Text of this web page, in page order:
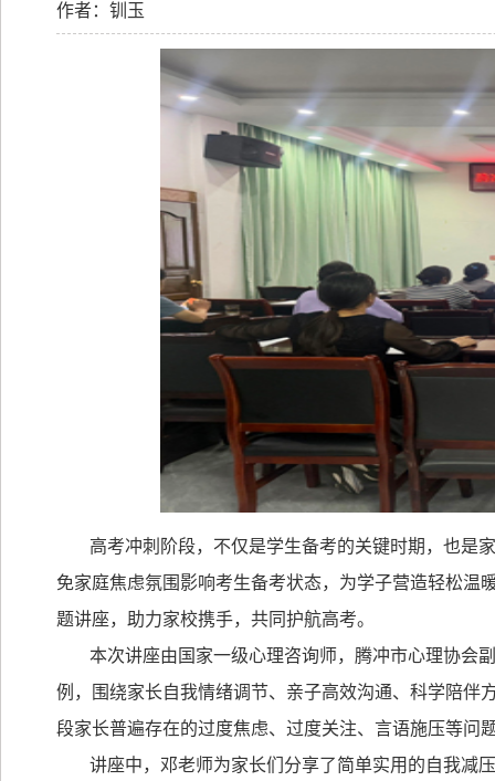
作者：钏玉
高考冲刺阶段，不仅是学生备考的关键时期，也是
免家庭焦虑氛围影响考生备考状态，为学子营造轻松温
题讲座，助力家校携手，共同护航高考。
本次讲座由国家一级心理咨询师，腾冲市心理协会
例，围绕家长自我情绪调节、亲子高效沟通、科学陪伴
段家长普遍存在的过度焦虑、过度关注、言语施压等问
讲座中，邓老师为家长们分享了简单实用的自我减